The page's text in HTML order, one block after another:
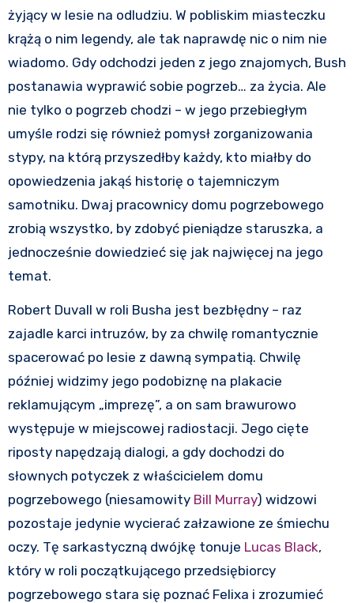
żyjący w lesie na odludziu. W pobliskim miasteczku
krążą o nim legendy, ale tak naprawdę nic o nim nie
wiadomo. Gdy odchodzi jeden z jego znajomych, Bush
postanawia wyprawić sobie pogrzeb… za życia. Ale
nie tylko o pogrzeb chodzi – w jego przebiegłym
umyśle rodzi się również pomysł zorganizowania
stypy, na którą przyszedłby każdy, kto miałby do
opowiedzenia jakąś historię o tajemniczym
samotniku. Dwaj pracownicy domu pogrzebowego
zrobią wszystko, by zdobyć pieniądze staruszka, a
jednocześnie dowiedzieć się jak najwięcej na jego
temat.
Robert Duvall w roli Busha jest bezbłędny – raz
zajadle karci intruzów, by za chwilę romantycznie
spacerować po lesie z dawną sympatią. Chwilę
później widzimy jego podobiznę na plakacie
reklamującym „imprezę”, a on sam brawurowo
występuje w miejscowej radiostacji. Jego cięte
riposty napędzają dialogi, a gdy dochodzi do
słownych potyczek z właścicielem domu
pogrzebowego (niesamowity Bill Murray) widzowi
pozostaje jedynie wycierać załzawione ze śmiechu
oczy. Tę sarkastyczną dwójkę tonuje Lucas Black,
który w roli początkującego przedsiębiorcy
pogrzebowego stara się poznać Felixa i zrozumieć